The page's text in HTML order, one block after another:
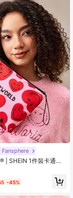
Fansphere
| SHEIN 1件裝卡通圖
妝包，適合收納化妝
學、旅行，適合男
-45%